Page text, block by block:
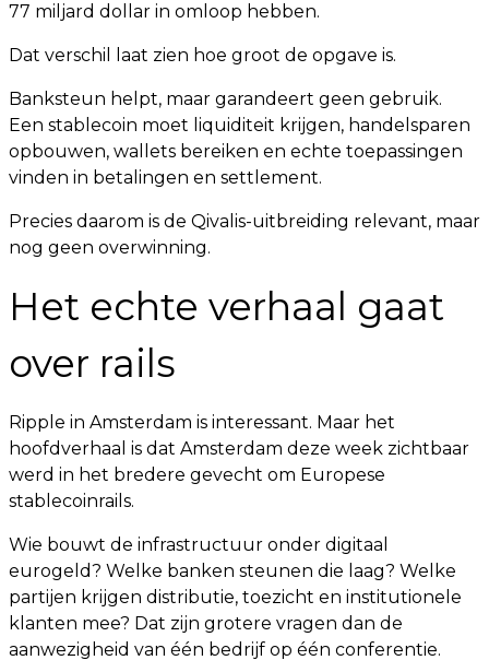
77 miljard dollar in omloop hebben.
Dat verschil laat zien hoe groot de opgave is.
Banksteun helpt, maar garandeert geen gebruik.
Een stablecoin moet liquiditeit krijgen, handelsparen
opbouwen, wallets bereiken en echte toepassingen
vinden in betalingen en settlement.
Precies daarom is de Qivalis-uitbreiding relevant, maar
nog geen overwinning.
Het echte verhaal gaat
over rails
Ripple in Amsterdam is interessant. Maar het
hoofdverhaal is dat Amsterdam deze week zichtbaar
werd in het bredere gevecht om Europese
stablecoinrails.
Wie bouwt de infrastructuur onder digitaal
eurogeld? Welke banken steunen die laag? Welke
partijen krijgen distributie, toezicht en institutionele
klanten mee? Dat zijn grotere vragen dan de
aanwezigheid van één bedrijf op één conferentie.